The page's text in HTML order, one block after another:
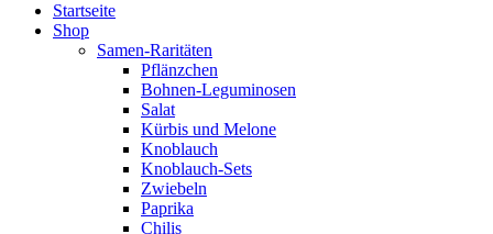
Startseite
Shop
Samen-Raritäten
Pflänzchen
Bohnen-Leguminosen
Salat
Kürbis und Melone
Knoblauch
Knoblauch-Sets
Zwiebeln
Paprika
Chilis